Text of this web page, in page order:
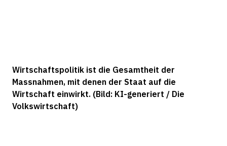
Wirtschaftspolitik ist die Gesamtheit der
Massnahmen, mit denen der Staat auf die
Wirtschaft einwirkt. (Bild: KI-generiert / Die
Volkswirtschaft)